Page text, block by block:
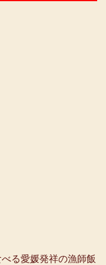
る愛媛発祥の漁師飯